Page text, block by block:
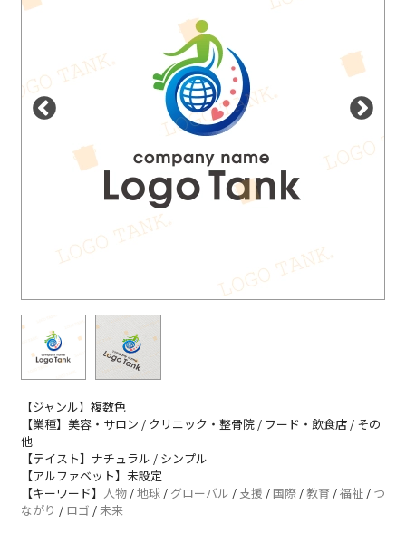
【ジャンル】複数色
【業種】美容・サロン / クリニック・整骨院 / フード・飲食店 / その
他
【テイスト】ナチュラル / シンプル
【アルファベット】未設定
【キーワード】 人物 /地球 / グローバル / 支援 / 国際 / 教育 /福祉 / つ
ながり / ロゴ /未来